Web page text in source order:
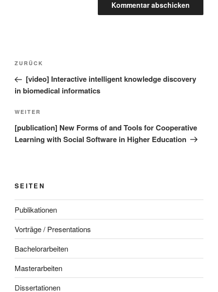
Beitragsnavigation
Vorheriger
Beitrag
ZURÜCK
[video] Interactive intelligent knowledge discovery
in biomedical informatics
Nächster
Beitrag
WEITER
[publication] New Forms of and Tools for Cooperative
Learning with Social Software in Higher Education
SEITEN
Publikationen
Vorträge / Presentations
Bachelorarbeiten
Masterarbeiten
Dissertationen